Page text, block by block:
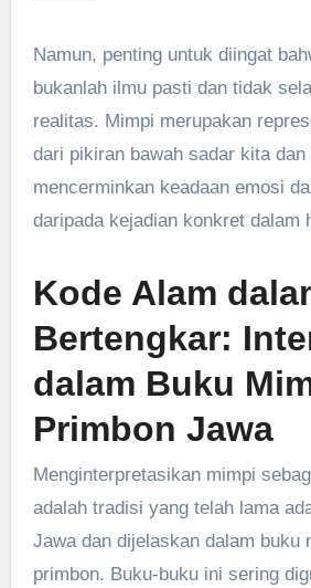
Namun, penting untuk diingat
bukanlah ilmu pasti dan tidak
realitas. Mimpi merupakan
dari pikiran bawah sadar kita
mencerminkan keadaan emosi
daripada kejadian konkret dalam
Kode Alam
Bertengkar:
dalam Buku
Primbon Jawa
Menginterpretasikan mimpi
adalah tradisi yang telah lama
Jawa dan dijelaskan dalam buku
primbon. Buku-buku ini sering